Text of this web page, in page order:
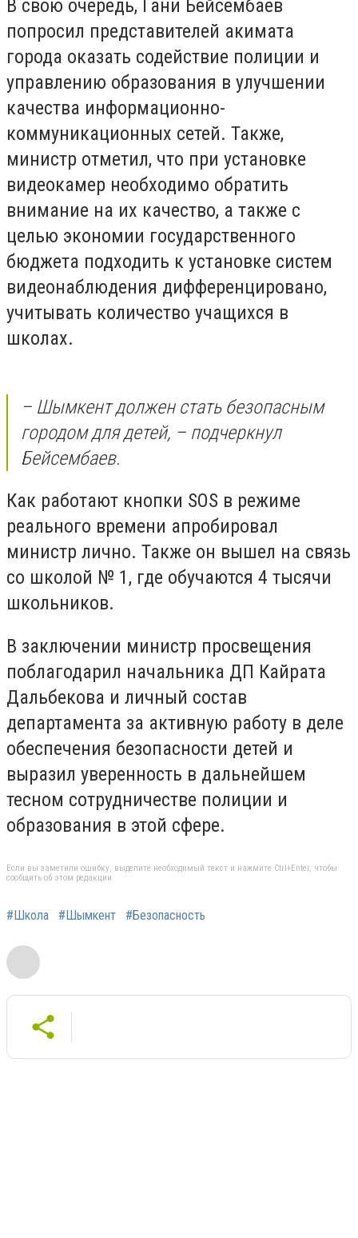
В свою очередь, Гани Бейсембаев
попросил представителей акимата
города оказать содействие полиции и
управлению образования в улучшении
качества информационно-
коммуникационных сетей. Также,
министр отметил, что при установке
видеокамер необходимо обратить
внимание на их качество, а также с
целью экономии государственного
бюджета подходить к установке систем
видеонаблюдения дифференцировано,
учитывать количество учащихся в
школах.
– Шымкент должен стать безопасным
городом для детей, – подчеркнул
Бейсембаев.
Как работают кнопки SOS в режиме
реального времени апробировал
министр лично. Также он вышел на связь
со школой № 1, где обучаются 4 тысячи
школьников.
В заключении министр просвещения
поблагодарил начальника ДП Кайрата
Дальбекова и личный состав
департамента за активную работу в деле
обеспечения безопасности детей и
выразил уверенность в дальнейшем
тесном сотрудничестве полиции и
образования в этой сфере.
Если вы заметили ошибку, выделите необходимый текст и нажмите Ctrl+Enter, чтобы
сообщить об этом редакции
#Школа #Шымкент #Безопасность